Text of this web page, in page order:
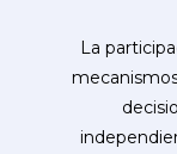
La